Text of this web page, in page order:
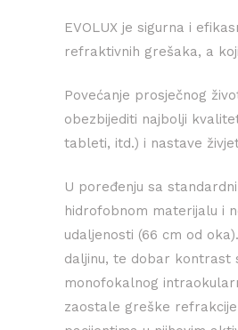
EVOLUX je sigurna i
refraktivnih grešaka, a
Povećanje prosječnog
obezbijediti najbolji
tableti, itd.) i nastave
U poređenju sa
hidrofobnom materijalu i
udaljenosti (66 cm od
daljinu, te dobar kontrast
monofokalnog
zaostale greške